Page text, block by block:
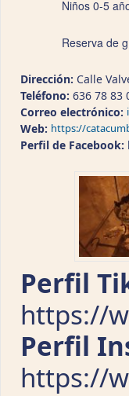
Niños 0-5
Reserva de
Dirección: Calle
Teléfono: 636 78 83
Correo electrónico:
Web: https://
Perfil de Facebook:
Perfil
https://
Perfil
https://